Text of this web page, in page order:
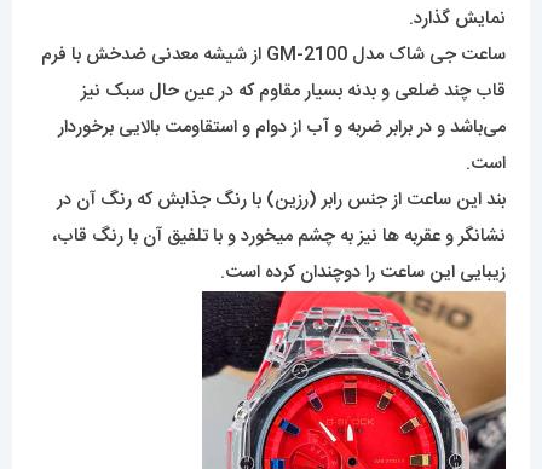
نمایش گذارد.
ساعت جی شاک مدل GM-2100 از شیشه معدنی ضدخش با فرم
قاب چند ضلعی و بدنه بسیار مقاوم که در عین حال سبک نیز
می‌باشد و در برابر ضربه و آب از دوام و استقاومت بالایی برخوردار
است.
بند این ساعت از جنس رابر (رزین) با رنگ جذابش که رنگ آن در
نشانگر و عقربه ها نیز به چشم میخورد و با تلفیق آن با رنگ قاب،
زیبایی این ساعت را دوچندان کرده است.